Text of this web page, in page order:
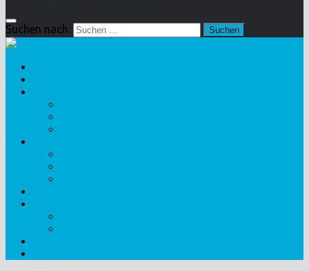
Suchen nach: